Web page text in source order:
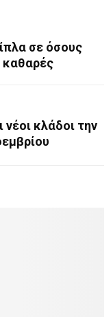
σε όσους
καθαρές
κλάδοι την